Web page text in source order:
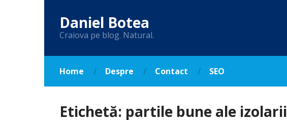
Daniel Botea
Craiova pe blog. Natural.
Home Despre Contact SEO
Etichetă: partile bune ale izolarii